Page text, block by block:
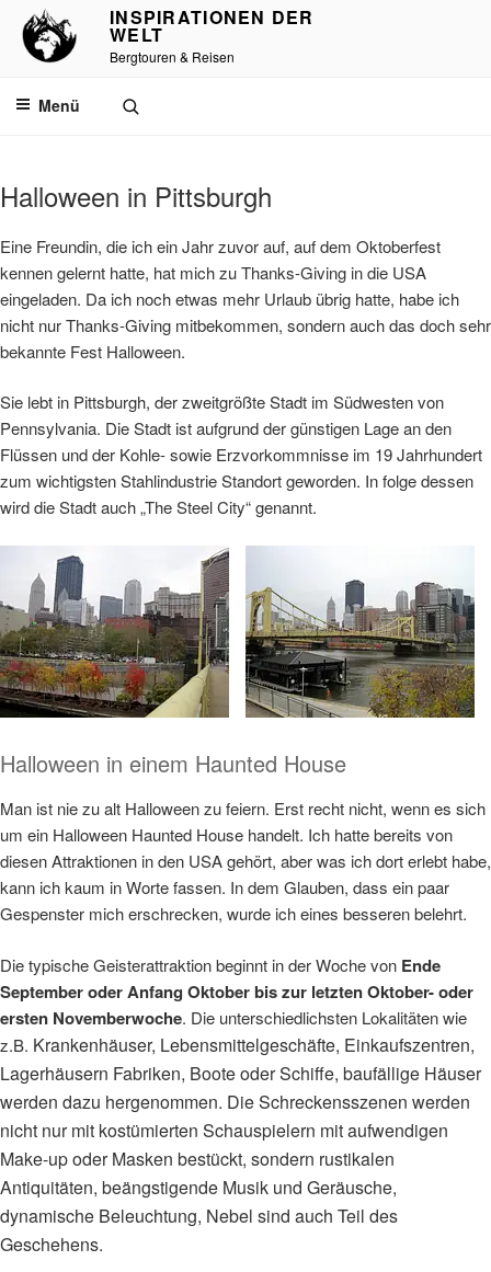
Zum
Inhalt
springen
INSPIRATIONEN DER
WELT
Bergtouren & Reisen
Menü
Halloween in Pittsburgh
Eine Freundin, die ich ein Jahr zuvor auf, auf dem Oktoberfest
kennen gelernt hatte, hat mich zu Thanks-Giving in die USA
eingeladen. Da ich noch etwas mehr Urlaub übrig hatte, habe ich
nicht nur Thanks-Giving mitbekommen, sondern auch das doch sehr
bekannte Fest Halloween.
Sie lebt in Pittsburgh, der zweitgrößte Stadt im Südwesten von
Pennsylvania. Die Stadt ist aufgrund der günstigen Lage an den
Flüssen und der Kohle- sowie Erzvorkommnisse im 19 Jahrhundert
zum wichtigsten Stahlindustrie Standort geworden. In folge dessen
wird die Stadt auch „The Steel City“ genannt.
Halloween in einem Haunted House
Man ist nie zu alt Halloween zu feiern. Erst recht nicht, wenn es sich
um ein Halloween Haunted House handelt. Ich hatte bereits von
diesen Attraktionen in den USA gehört, aber was ich dort erlebt habe,
kann ich kaum in Worte fassen. In dem Glauben, dass ein paar
Gespenster mich erschrecken, wurde ich eines besseren belehrt.
Die typische Geisterattraktion beginnt in der Woche von Ende
September oder Anfang Oktober bis zur letzten Oktober- oder
ersten Novemberwoche. Die unterschiedlichsten Lokalitäten wie
z.B. Krankenhäuser, Lebensmittelgeschäfte, Einkaufszentren,
Lagerhäusern Fabriken, Boote oder Schiffe, baufällige Häuser
werden dazu hergenommen. Die Schreckensszenen werden
nicht nur mit kostümierten Schauspielern mit aufwendigen
Make-up oder Masken bestückt, sondern rustikalen
Antiquitäten, beängstigende Musik und Geräusche,
dynamische Beleuchtung, Nebel sind auch Teil des
Geschehens.